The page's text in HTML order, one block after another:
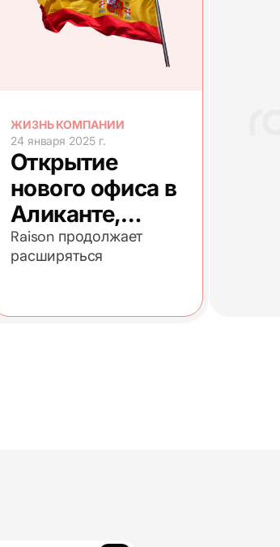
ЖИЗНЬ КОМПАНИИ
24 января 2025 г.
Открытие
нового офиса в
Аликанте,
Испания
Raison продолжает
расширяться